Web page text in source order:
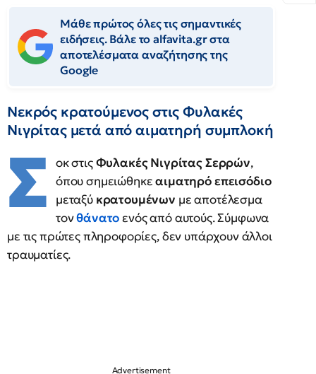
Μάθε πρώτος όλες τις σημαντικές
ειδήσεις. Βάλε το alfavita.gr στα
αποτελέσματα αναζήτησης της
Google
Νεκρός κρατούμενος στις Φυλακές
Νιγρίτας μετά από αιματηρή συμπλοκή
Σ οκ στιςΦυλακές Νιγρίτας Σερρών,
όπου σημειώθηκεαιματηρό επεισόδιο
μεταξύ κρατουμένων με αποτέλεσμα
τονθάνατοενός από αυτούς. Σύμφωνα
με τις πρώτες πληροφορίες, δεν υπάρχουν άλλοι
τραυματίες.